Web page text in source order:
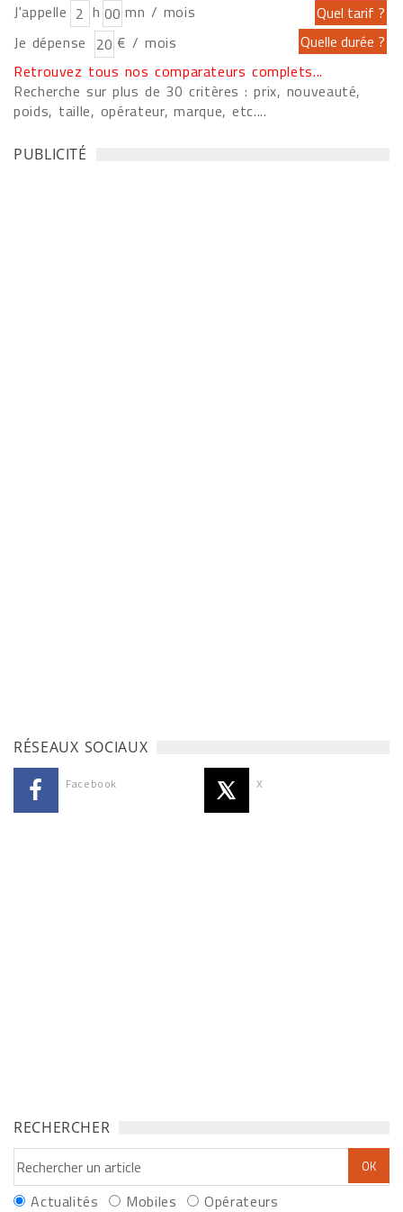
J'appelle h
mn / mois
Je dépense
€ / mois
Retrouvez tous nos comparateurs complets...
Recherche sur plus de 30 critères : prix, nouveauté,
poids, taille, opérateur, marque, etc....
PUBLICITÉ
RÉSEAUX SOCIAUX
Facebook X
RECHERCHER
Actualités Mobiles Opérateurs